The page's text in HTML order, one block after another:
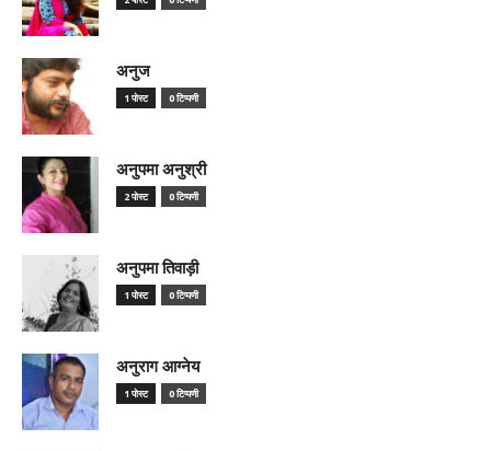
अनुज
1 पोस्ट 0 टिप्पणी
अनुपमा अनुश्री
2 पोस्ट 0 टिप्पणी
अनुपमा तिवाड़ी
1 पोस्ट 0 टिप्पणी
अनुराग आग्नेय
1 पोस्ट 0 टिप्पणी